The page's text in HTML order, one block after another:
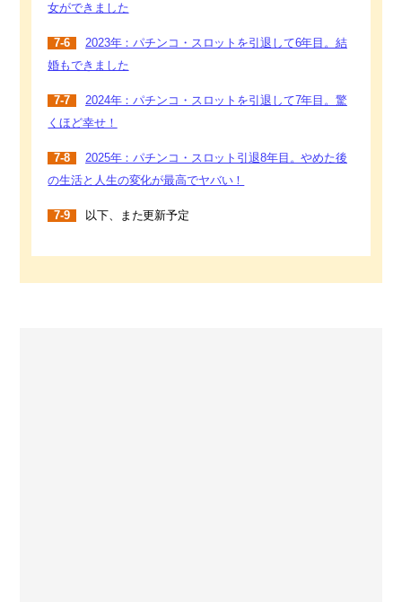
女ができました
7-6
2023年：パチンコ・スロットを引退して6年目。結
婚もできました
7-7
2024年：パチンコ・スロットを引退して7年目。驚
くほど幸せ！
7-8
2025年：パチンコ・スロット引退8年目。やめた後
の生活と人生の変化が最高でヤバい！
7-9 以下、また更新予定